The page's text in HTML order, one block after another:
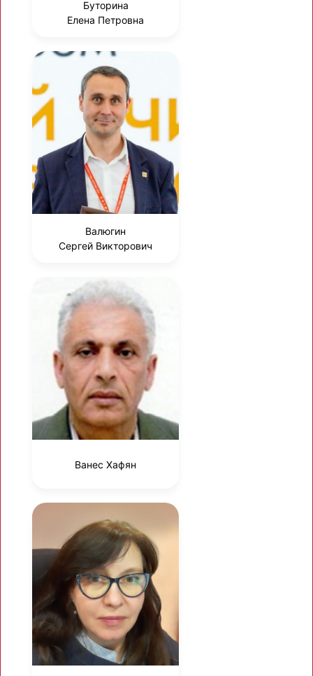
Буторина
Елена Петровна
Валюгин
Сергей Викторович
Ванес Хафян